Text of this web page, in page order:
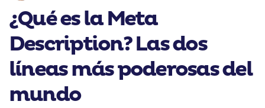
¿Qué es la Meta
Description? Las dos
líneas más poderosas del
mundo